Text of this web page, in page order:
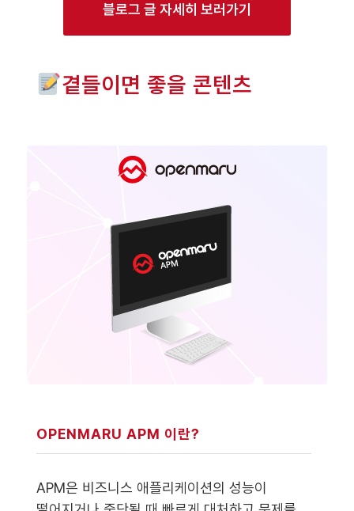
블로그 글 자세히 보러가기
곁들이면 좋을 콘텐츠
OPENMARU APM 이란?
APM은 비즈니스 애플리케이션의 성능이